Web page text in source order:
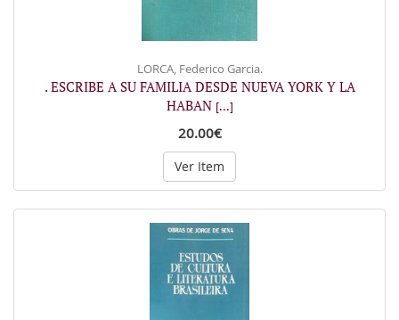
LORCA, Federico Garcia.
. ESCRIBE A SU FAMILIA DESDE NUEVA YORK Y LA
HABAN [...]
20.00€
Ver Item